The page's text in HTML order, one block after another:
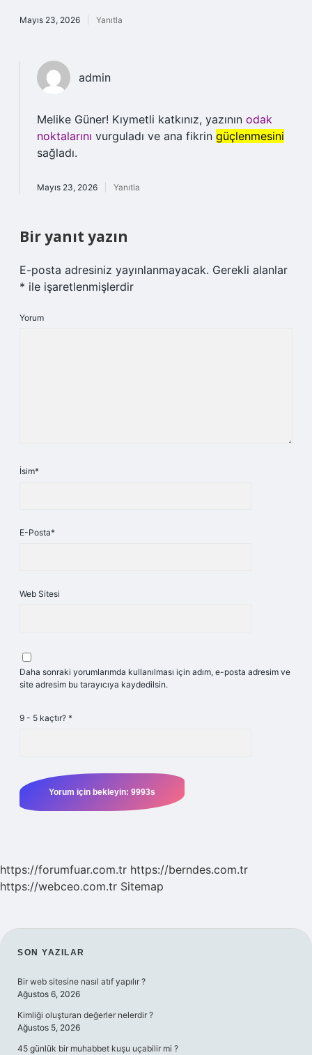
Mayıs 23, 2026 Yanıtla
admin
Melike Güner! Kıymetli katkınız, yazının odak
noktalarını vurguladı ve ana fikrin güçlenmesini
sağladı.
Mayıs 23, 2026 Yanıtla
Bir yanıt yazın
E-posta adresiniz yayınlanmayacak. Gerekli alanlar
* ile işaretlenmişlerdir
Yorum
İsim*
E-Posta*
Web Sitesi
Daha sonraki yorumlarımda kullanılması için adım, e-posta adresim ve
site adresim bu tarayıcıya kaydedilsin.
9 - 5 kaçtır? *
https://forumfuar.com.tr https://berndes.com.tr
https://webceo.com.tr Sitemap
SIDEBAR
SON YAZILAR
Bir web sitesine nasıl atıf yapılır ?
Ağustos 6, 2026
Kimliği oluşturan değerler nelerdir ?
Ağustos 5, 2026
45 günlük bir muhabbet kuşu uçabilir mi ?